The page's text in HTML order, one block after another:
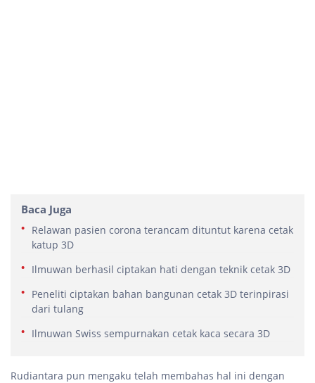
Baca Juga
Relawan pasien corona terancam dituntut karena cetak
katup 3D
Ilmuwan berhasil ciptakan hati dengan teknik cetak 3D
Peneliti ciptakan bahan bangunan cetak 3D terinpirasi
dari tulang
Ilmuwan Swiss sempurnakan cetak kaca secara 3D
Rudiantara pun mengaku telah membahas hal ini dengan